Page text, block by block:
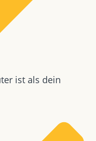
ist als dein